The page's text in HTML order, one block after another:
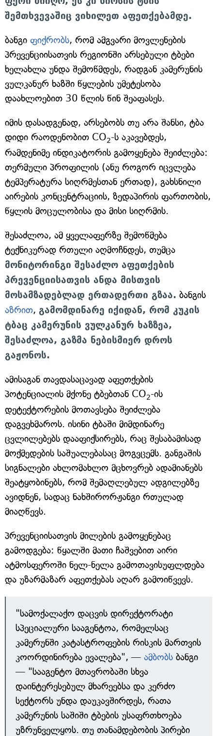
შემთხვევაშიც ვიხილეთ აფეთქებამდე.
ბანგი ფიქრობს, რომ ამგვარი მოვლენების
პრევენციისათვის რეგიონში არსებული ტბები
ხელახლა უნდა შემოწმდეს, რადგან კამერუნის
ვულკანურ ხაზში წყლების უმეტესობა
დაახლოებით 30 წლის წინ შეაფასეს.
იმის დასადგენად, არსებობს თუ არა შანსი, ტბა
დიდი რაოდენობით CO2-ს აკავებდეს,
რამდენიმე ინდიკატორის გამოყენება შეიძლება:
თერმული პროფილის (ანუ როგორ იცვლება
ტემპერატურა სიღრმესთან ერთად), გახსნილი
აირების კონცენტრაციის, ზედაპირის ფართობის,
წყლის მოცულობისა და მისი სიღრმის.
შესაძლოა, ამ ყველაფერზე შემოწმება
ტექნიკურად რთული აღმოჩნდეს, თუმცა
მონიტორინგი შესაძლო აფეთქების
პრევენციისათვის ანდა მისთვის
მოსამზადებლად ერთადერთი გზაა. ბანგის
აზრით, გამომდინარე იქიდან, რომ კუკის
ტბაც კამერუნის ვულკანურ ხაზზეა,
შესაძლოა, გაზმა ნებისმიერ დროს
გაჟონოს.
ამისაგან თავდასაცავად აფეთქების
პოტენციალის მქონე ტბებთან CO2-ის
დეტექტორების მოთავსება შეიძლება
დაგვეხმაროს. ისინი ტბაში მიმდინარე
ცვლილებებს დააფიქსირებს, რაც შესაბამისად
მოქმედების საშუალებასაც მოგვცემს. განგაშის
სიგნალები ახლომახლო მცხოვრებ ადამიანებს
შეატყობინებს, რომ შემაღლებულ ადგილებზე
ავიდნენ, სადაც ნახშირორჟანგი რთულად
მიაღწევს.
პრევენციისათვის მილების გამოყენებაც
გამოდგება: წყალში მათი ჩაშვებით აირი
ატმოსფეროში ნელ-ნელა გამოთავისუფლდება
და უზარმაზარ აფეთქებას აღარ გამოიწვევს.
"სამოქალაქო დაცვის დირექტორატი
სპეციალური სააგენტოა, რომელსაც
კამერუნში კატასტროფების რისკის მართვის
კოორდინირება ევალება", — ამბობს ბანგი
— "სააგენტო მთავრობაში სხვა
დაინტერესებულ მხარეებსა და კერძო
სექტორს უნდა დაუკავშირდეს, რათა
კამერუნის საშიში ტბების უსაფრთხოება
უზრუნველყოს. თუ თანამდებობის პირები